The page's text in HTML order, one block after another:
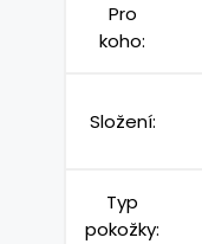
Pro
koho:
Složení:
Typ
pokožky: